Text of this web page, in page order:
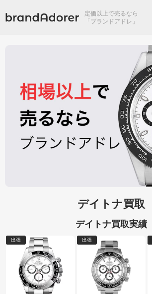
定価以上で売るなら
「ブランドアドレ」
デイトナ買取
デイトナ買取実績
出張 出張